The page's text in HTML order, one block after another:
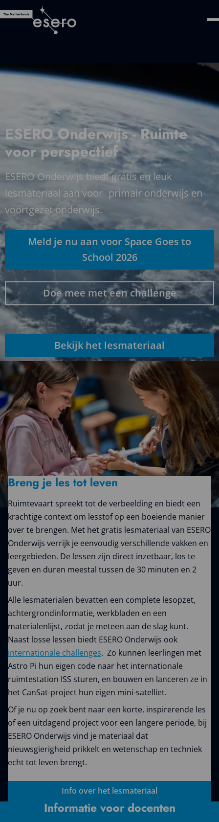
ESERO Onderwijs - Ruimte
voor perspectief
ESERO Onderwijs biedt gratis en leuk
lesmateriaal aan voor primair onderwijs en
voortgezet onderwijs.
Meld je nu aan voor Space Goes to
School 2026
Doe mee met een challenge
Bekijk het lesmateriaal
Breng je les tot leven
Ruimtevaart spreekt tot de verbeelding en biedt een
krachtige context om lesstof op een boeiende manier
over te brengen. Met het gratis lesmateriaal van ESERO
Onderwijs verrijk je eenvoudig verschillende vakken en
leergebieden. De lessen zijn direct inzetbaar, los te
geven en duren meestal tussen de 30 minuten en 2
uur.
Alle lesmaterialen bevatten een complete lesopzet,
achtergrondinformatie, werkbladen en een
materialenlijst, zodat je meteen aan de slag kunt.
Naast losse lessen biedt ESERO Onderwijs ook
internationale challenges. Zo kunnen leerlingen met
Astro Pi hun eigen code naar het internationale
ruimtestation ISS sturen, en bouwen en lanceren ze in
het CanSat-project hun eigen mini-satelliet.
Of je nu op zoek bent naar een korte, inspirerende les
of een uitdagend project voor een langere periode, bij
ESERO Onderwijs vind je materiaal dat
nieuwsgierigheid prikkelt en wetenschap en techniek
echt tot leven brengt.
Info over het lesmateriaal
Informatie voor docenten